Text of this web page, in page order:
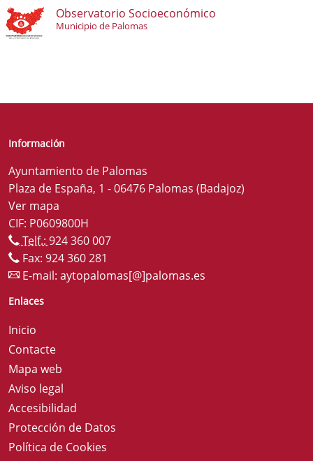
Observatorio Socioeconómico
Municipio de Palomas
Información
Ayuntamiento de Palomas
Plaza de España, 1 - 06476 Palomas (Badajoz)
Ver mapa
CIF: P0609800H
Telf.: 924 360 007
Fax: 924 360 281
E-mail: aytopalomas[@]palomas.es
Enlaces
Inicio
Contacte
Mapa web
Aviso legal
Accesibilidad
Protección de Datos
Política de Cookies